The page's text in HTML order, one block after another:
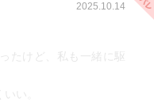
。
2025.10.14
たけど、私も一緒に駆
い。